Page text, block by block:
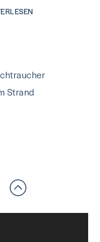
Strand